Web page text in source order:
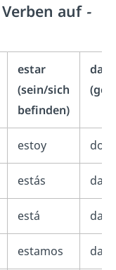
auf -
estar
(sein/sich
befinden)
dar
estoy doy
estás das
está da
estamos